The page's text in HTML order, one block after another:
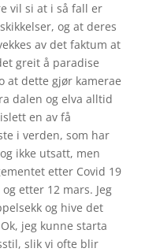
vil si at i så fall er
og at deres
av det faktum at
greit å paradise
at dette gjør kamerae
dalen og elva alltid
en av få
i verden, som har
ikke utsatt, men
etter Covid 19
etter 12 mars. Jeg
og hive det
jeg kunne starta
slik vi ofte blir